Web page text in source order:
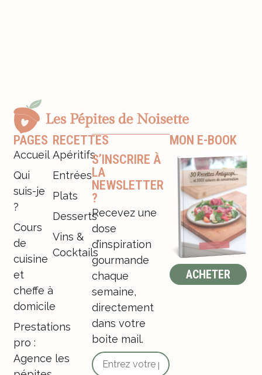
PAGES
Accueil
Qui
suis-je
?
Cours
de
cuisine
et
cheffe à
domicile
Prestations
pro :
Agence les
RECETTES
Apéritifs
Entrées
Plats
Desserts
Vins &
Cocktails
S’INSCRIRE À
LA
NEWSLETTER
?
Recevez une
dose
d’inspiration
gourmande
chaque
semaine,
directement
dans votre
boite mail.
MON E-BOOK
ACHETER